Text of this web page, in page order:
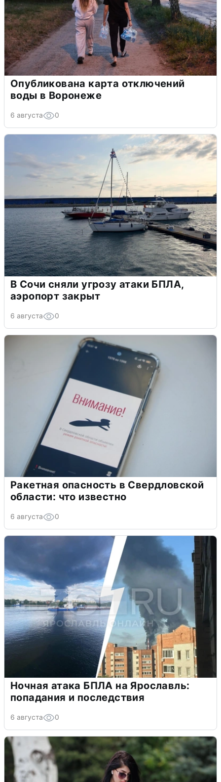
Опубликована карта отключений
воды в Воронеже
6 августа 0
В Сочи сняли угрозу атаки БПЛА,
аэропорт закрыт
6 августа 0
Ракетная опасность в Свердловской
области: что известно
6 августа 0
Ночная атака БПЛА на Ярославль:
попадания и последствия
6 августа 0